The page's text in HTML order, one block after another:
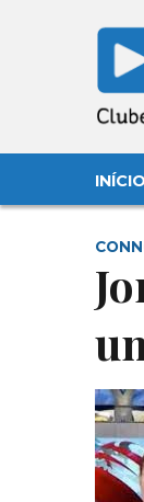
INÍCIO